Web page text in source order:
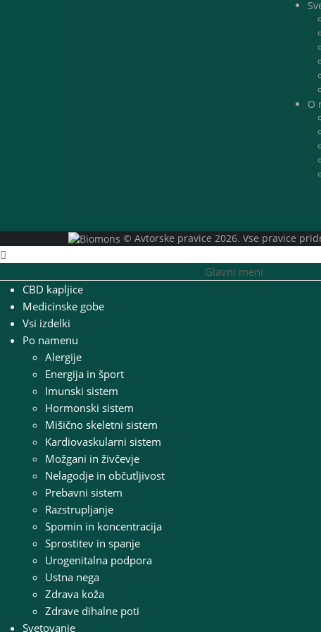
O
© Avtorske pravice 2026. Vse pravice
Glavni meni
CBD kapljice
Medicinske gobe
Vsi izdelki
Po namenu
Alergije
Energija in šport
Imunski sistem
Hormonski sistem
Mišično skeletni sistem
Kardiovaskularni sistem
Možgani in živčevje
Nelagodje in občutljivost
Prebavni sistem
Razstrupljanje
Spomin in koncentracija
Sprostitev in spanje
Urogenitalna podpora
Ustna nega
Zdrava koža
Zdrave dihalne poti
Svetovanje